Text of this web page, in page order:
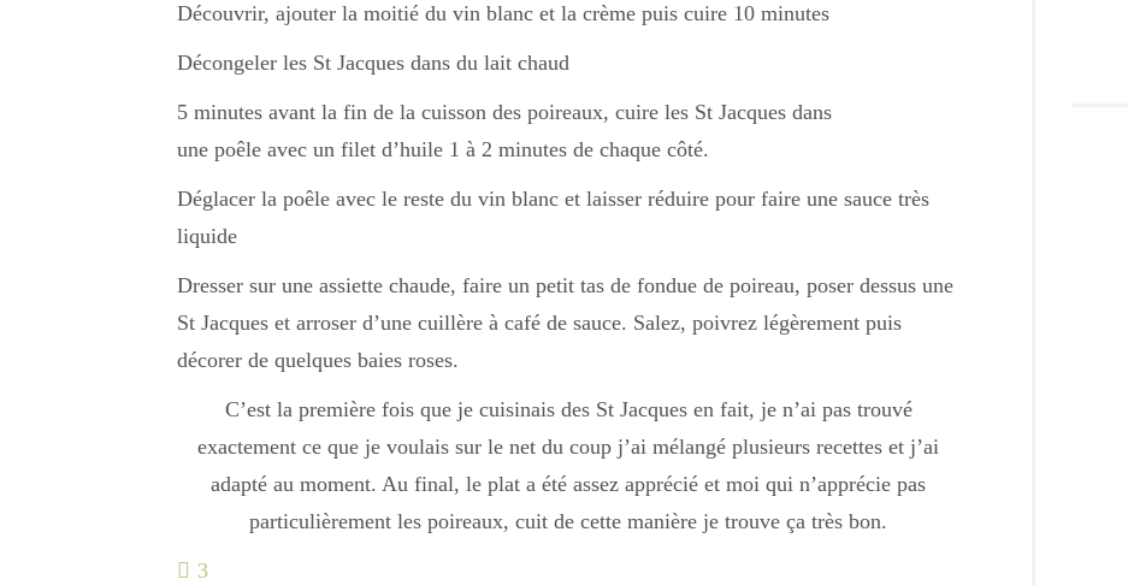
Découvrir, ajouter la moitié du vin blanc et la crème puis cuire 10 minutes
Décongeler les St Jacques dans du lait chaud
5 minutes avant la fin de la cuisson des poireaux, cuire les St Jacques dans
une poêle avec un filet d’huile 1 à 2 minutes de chaque côté.
Déglacer la poêle avec le reste du vin blanc et laisser réduire pour faire une sauce très
liquide
Dresser sur une assiette chaude, faire un petit tas de fondue de poireau, poser dessus une
St Jacques et arroser d’une cuillère à café de sauce. Salez, poivrez légèrement puis
décorer de quelques baies roses.
C’est la première fois que je cuisinais des St Jacques en fait, je n’ai pas trouvé
exactement ce que je voulais sur le net du coup j’ai mélangé plusieurs recettes et j’ai
adapté au moment. Au final, le plat a été assez apprécié et moi qui n’apprécie pas
particulièrement les poireaux, cuit de cette manière je trouve ça très bon.
3